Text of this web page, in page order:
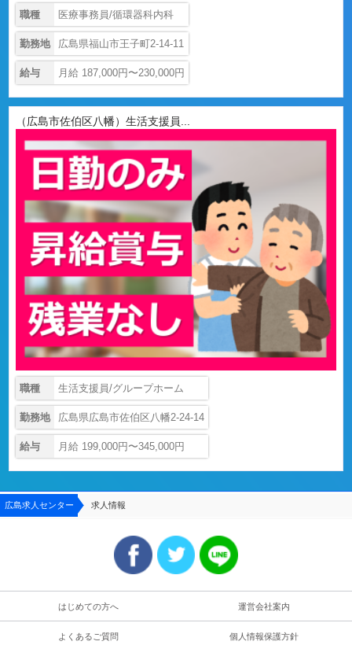
職種 医療事務員/循環器科内科
勤務地 広島県福山市王子町2-14-11
給与 月給 187,000円〜230,000円
（広島市佐伯区八幡）生活支援員...
職種 生活支援員/グループホーム
勤務地 広島県広島市佐伯区八幡2-24-14
給与 月給 199,000円〜345,000円
広島求人センター 求人情報
はじめての方へ 運営会社案内
よくあるご質問 個人情報保護方針